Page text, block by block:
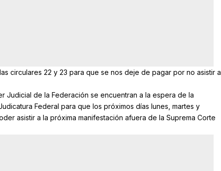
circulares 22 y 23 para que se nos deje de pagar por no asistir a
Judicial de la Federación se encuentran a la espera de la
Federal para que los próximos días lunes, martes y
asistir a la próxima manifestación afuera de la Suprema Corte